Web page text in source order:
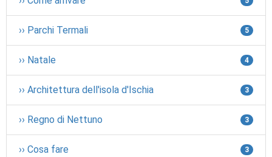
›› Parchi Termali 5
›› Natale 4
›› Architettura dell'isola d'Ischia 3
›› Regno di Nettuno 3
›› Cosa fare 3